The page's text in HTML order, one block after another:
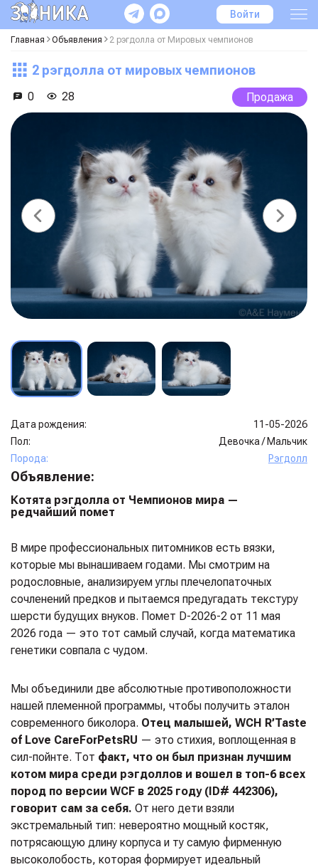
Войти
Главная Объявления 2 рэгдолла от Мировых чемпионов
2 рэгдолла от мировых чемпионов
0 28 Продажа
Дата рождения:
11-05-2026
Пол:
Девочка / Мальчик
Порода:
Рэгдолл
Объявление:
Котята рэгдолла от Чемпионов мира —
редчайший помет
В мире профессиональных питомников есть вязки,
которые мы вынашиваем годами. Мы смотрим на
родословные, анализируем углы плечелопаточных
сочленений предков и пытаемся предугадать текстуру
шерсти будущих внуков. Помет D-2026-2 от 11 мая
2026 года — это тот самый случай, когда математика
генетики совпала с чудом.
Мы объединили две абсолютные противоположности
нашей племенной программы, чтобы получить эталон
современного биколора. Отец малышей, WCH R’Taste
of Love CareForPetsRU — это стихия, воплощенная в
сил-пойнте. Тот факт, что он был признан лучшим
котом мира среди рэгдоллов и вошел в топ-6 всех
пород по версии WCF в 2025 году (ID# 442306),
говорит сам за себя. От него дети взяли
экстремальный тип: невероятно мощный костяк,
потрясающую длину корпуса и ту самую фирменную
высоколобость, которая формирует идеальный